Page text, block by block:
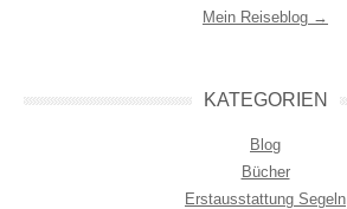
Mein Reiseblog →
KATEGORIEN
Blog
Bücher
Erstausstattung Segeln